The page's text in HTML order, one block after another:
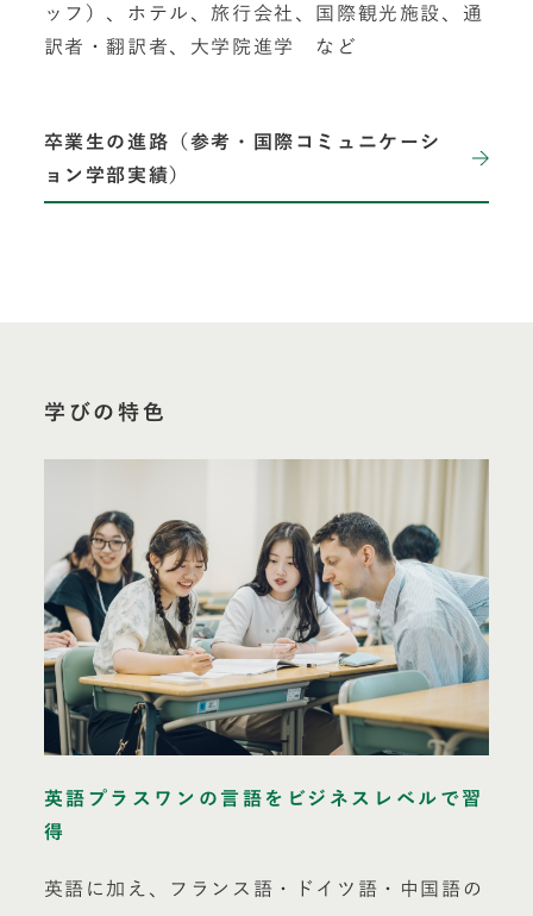
ッフ）、ホテル、旅行会社、国際観光施設、通
訳者・翻訳者、大学院進学 など
卒業生の進路（参考・国際コミュニケーシ
ョン学部実績）
学びの特色
英語プラスワンの言語をビジネスレベルで習
得
英語に加え、フランス語・ドイツ語・中国語の